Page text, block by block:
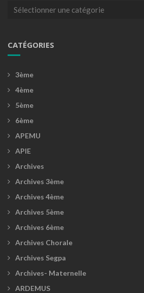
Catégories
CATÉGORIES
3ème
4ème
5ème
6ème
APEMU
APIE
Archives
Archives 3ème
Archives 4ème
Archives 5ème
Archives 6ème
Archives Chorale
Archives Segpa
Archives- Maternelle
ARDEMUS